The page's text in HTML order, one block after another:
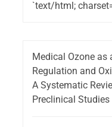
`text/html;
Medical Ozone as
Regulation and
A Systematic
Preclinical Studies